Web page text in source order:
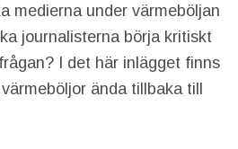
medierna under värmeböljan
journalisterna börja kritiskt
I det här inlägget finns
ända tillbaka till